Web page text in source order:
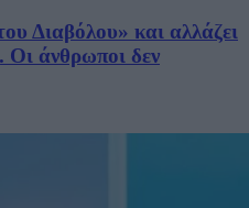
Διαβόλου» και αλλάζει
Οι άνθρωποι δεν